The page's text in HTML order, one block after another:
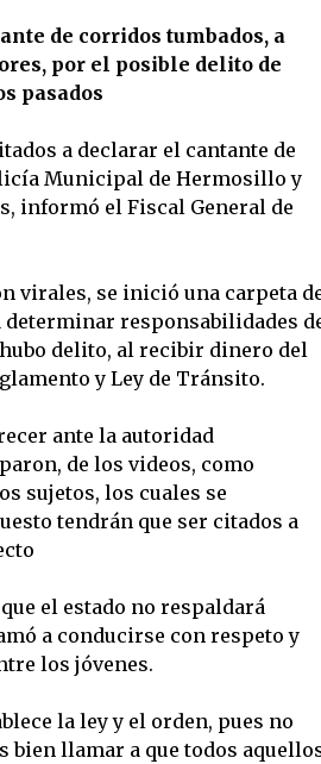
de corridos tumbados, a
por el posible delito de
pasados
a declarar el cantante de
Municipal de Hermosillo y
informó el Fiscal General de
virales, se inició una carpeta
responsabilidades
delito, al recibir dinero del
y Ley de Tránsito.
ante la autoridad
de los videos, como
sujetos, los cuales se
tendrán que ser citados a
el estado no respaldará
a conducirse con respeto y
los jóvenes.
la ley y el orden, pues no
bien llamar a que todos